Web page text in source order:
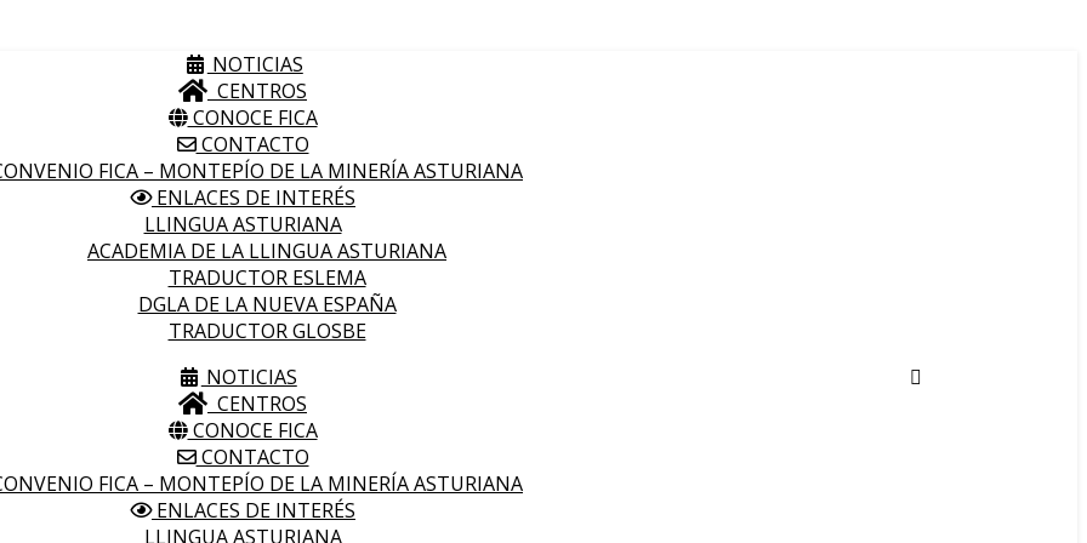
NOTICIAS
CENTROS
CONOCE FICA
CONTACTO
FICA – MONTEPÍO DE LA MINERÍA ASTURIANA
ENLACES DE INTERÉS
LLINGUA ASTURIANA
ACADEMIA DE LA LLINGUA ASTURIANA
TRADUCTOR ESLEMA
DGLA DE LA NUEVA ESPAÑA
TRADUCTOR GLOSBE
NOTICIAS
CENTROS
CONOCE FICA
CONTACTO
FICA – MONTEPÍO DE LA MINERÍA ASTURIANA
ENLACES DE INTERÉS
LLINGUA ASTURIANA